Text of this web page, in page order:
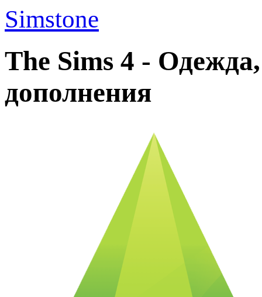
Simstone
The Sims 4 -
дополнения